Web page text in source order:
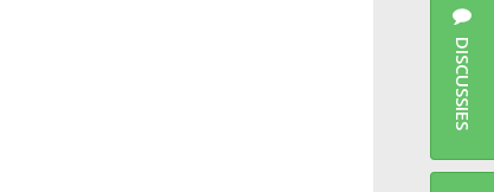
DISCUSSIES